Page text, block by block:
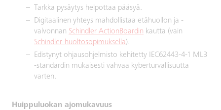
Tarkka pysäytys helpottaa pääsyä.
Digitaalinen yhteys mahdollistaa etähuollon ja -
valvonnan Schindler ActionBoardin kautta (vain
Schindler-huoltosopimuksella).
Edistynyt ohjausohjelmisto kehitetty IEC62443-4-1 ML3
-standardin mukaisesti vahvaa kyberturvallisuutta
varten.
Huippuluokan ajomukavuus